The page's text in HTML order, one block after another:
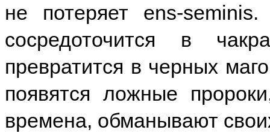
не потеряет ens-
сосредоточится в
превратится в черных
появятся ложные
времена, обманывают